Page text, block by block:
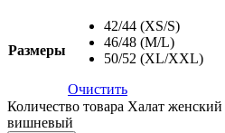
Размеры
42/44 (XS/S)
46/48 (M/L)
50/52 (XL/XXL)
Очистить
Количество товара Халат
вишневый